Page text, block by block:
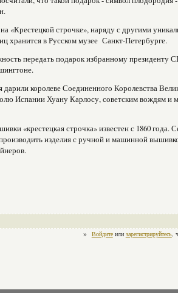
«Крестецкой строчке», наряду с другими
хранится в Русском музее Санкт-Петербурге.
передать подарок избранному президенту
дарили королеве Соединенного Королевства
Испании Хуану Карлосу, советским вождям и
«крестецкая строчка» известен с 1860 года.
изделия с ручной и машинной
»
Войдитеили зарегистрируйтесь,